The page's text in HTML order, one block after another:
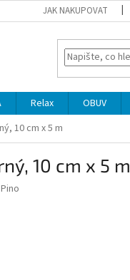
JAK NAKUPOVAT
Relax OBUV
10 cm x 5 m
10 cm x 5 m
Pino